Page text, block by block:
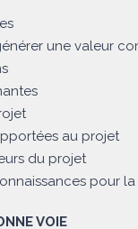
une valeur
au projet
du projet
pour
VOIE